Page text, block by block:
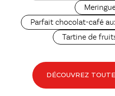
Parfait chocolat-café
Tartine de
DÉCOUVREZ